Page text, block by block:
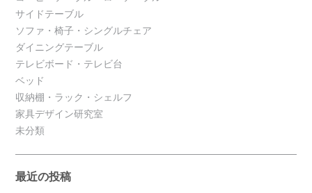
サイドテーブル
ソファ・椅子・シングルチェア
ダイニングテーブル
テレビボード・テレビ台
ベッド
収納棚・ラック・シェルフ
家具デザイン研究室
未分類
最近の投稿